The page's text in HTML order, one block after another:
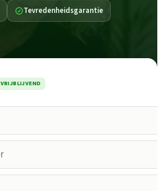
Tevredenheidsgarantie
VRIJBLIJVEND